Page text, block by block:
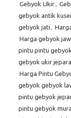
Gebyok Ukir,
gebyok antik
gebyok jati ,
Harga gebyok
pintu pintu
gebyok ukir jepara
Harga Pintu
gebyok gebyok
pintu gebyok
pintu gebyok